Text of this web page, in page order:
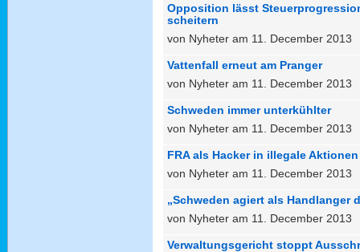
Opposition lässt
scheitern
von Nyheter am 11. December 2013
Vattenfall erneut am Pranger
von Nyheter am 11. December 2013
Schweden immer unterkühlter
von Nyheter am 11. December 2013
FRA als Hacker in illegale
von Nyheter am 11. December 2013
„Schweden agiert als Handlanger
von Nyheter am 11. December 2013
Verwaltungsgericht stoppt